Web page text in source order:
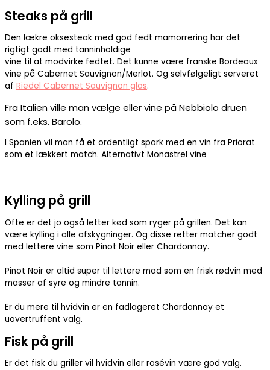
Steaks på grill
Den lækre oksesteak med god fedt mamorrering har det
rigtigt godt med tanninholdige
vine til at modvirke fedtet. Det kunne være franske Bordeaux
vine på Cabernet Sauvignon/Merlot. Og selvfølgeligt serveret
af Riedel Cabernet Sauvignon glas.
Fra Italien ville man vælge eller vine på Nebbiolo druen
som f.eks. Barolo.
I Spanien vil man få et ordentligt spark med en vin fra Priorat
som et lækkert match. Alternativt Monastrel vine
Kylling på grill
Ofte er det jo også letter kød som ryger på grillen. Det kan
være kylling i alle afskygninger. Og disse retter matcher godt
med lettere vine som Pinot Noir eller Chardonnay.
Pinot Noir er altid super til lettere mad som en frisk rødvin med
masser af syre og mindre tannin.
Er du mere til hvidvin er en fadlageret Chardonnay et
uovertruffent valg.
Fisk på grill
Er det fisk du griller vil hvidvin eller rosévin være god valg.